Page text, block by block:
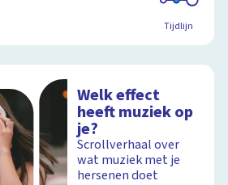
Tijdlijn
Welk effect
heeft muziek op
je?
Scrollverhaal over
wat muziek met je
hersenen doet